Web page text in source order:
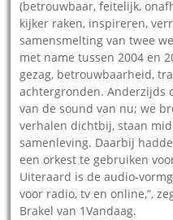
(betrouwbaar, feitelijk,
kijker raken, inspireren,
samensmelting van twee
met name tussen 2004 en
gezag, betrouwbaarheid,
achtergronden. Anderzijds
van de sound van nu; we
verhalen dichtbij, staan
samenleving. Daarbij
een orkest te gebruiken
Uiteraard is de audio-
voor radio, tv en online,”,
Brakel van 1Vandaag.